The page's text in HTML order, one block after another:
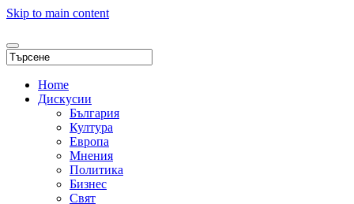
Skip to main content
Home
Дискусии
България
Култура
Европа
Мнения
Политика
Бизнес
Свят